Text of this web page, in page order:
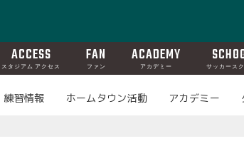
ACCESS
スタジアム アクセス
FAN
ファン
ACADEMY
アカデミー サッカース
練習情報 ホームタウン活動 アカデミー